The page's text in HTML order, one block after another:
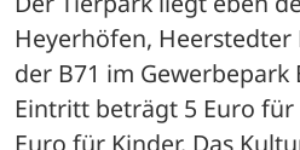
Heyerhöfen, Heerstedter
der B71 im Gewerbepark
Eintritt beträgt 5 Euro für